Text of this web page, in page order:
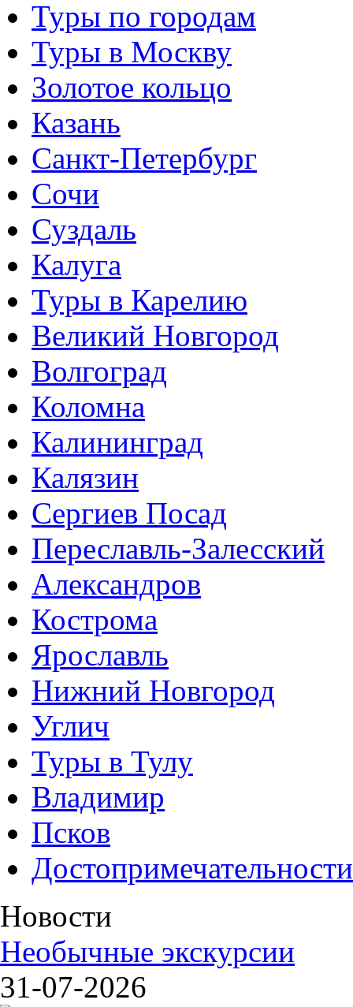
Туры по городам
Туры в Москву
Золотое кольцо
Казань
Санкт-Петербург
Сочи
Суздаль
Калуга
Туры в Карелию
Великий Новгород
Волгоград
Коломна
Калининград
Калязин
Сергиев Посад
Переславль-Залесский
Александров
Кострома
Ярославль
Нижний Новгород
Углич
Туры в Тулу
Владимир
Псков
Достопримечательности
Новости
Необычные экскурсии
31-07-2026